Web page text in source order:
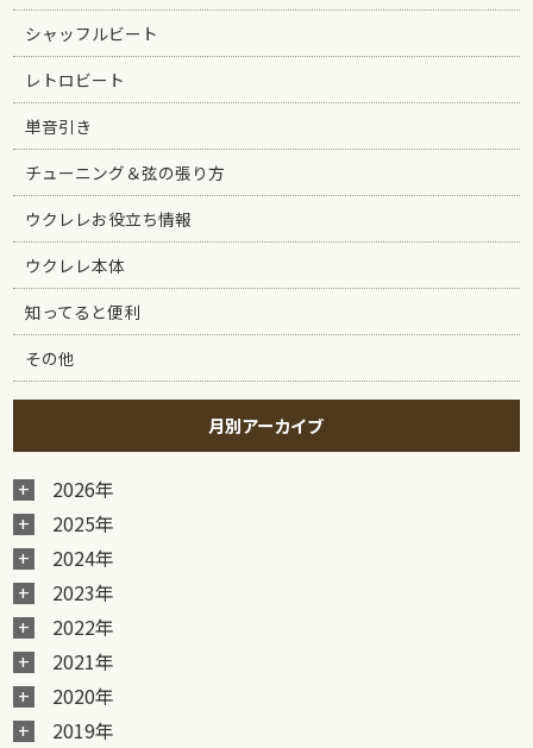
シャッフルビート
レトロビート
単音引き
チューニング＆弦の張り方
ウクレレお役立ち情報
ウクレレ本体
知ってると便利
その他
月別アーカイブ
2026年
2025年
2024年
2023年
2022年
2021年
2020年
2019年